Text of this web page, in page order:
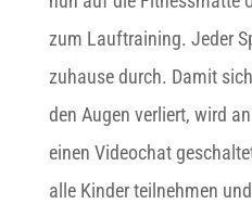
zum Lauftraining. Jeder
zuhause durch. Damit
den Augen verliert, wird
einen Videochat
alle Kinder teilnehmen